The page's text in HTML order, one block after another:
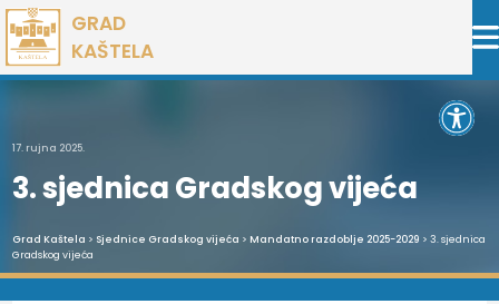
Preskoči
na
sadržaj
GRAD
KAŠTELA
17. rujna 2025.
3. sjednica Gradskog vijeća
Grad Kaštela > Sjednice Gradskog vijeća > Mandatno razdoblje 2025-2029 > 3. sjednica
Gradskog vijeća